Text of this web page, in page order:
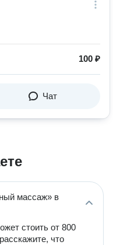
100 ₽
Чат
массаж» в
стоить от 800
что